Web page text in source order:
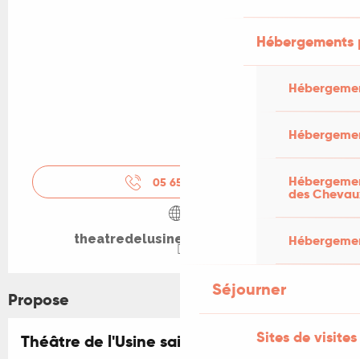
des
Séjourner
Sites de visites
05 65 38 28
theatredelusine-saintcere.com
Propose
Théâtre de l'Usine saison 2025 - 2026